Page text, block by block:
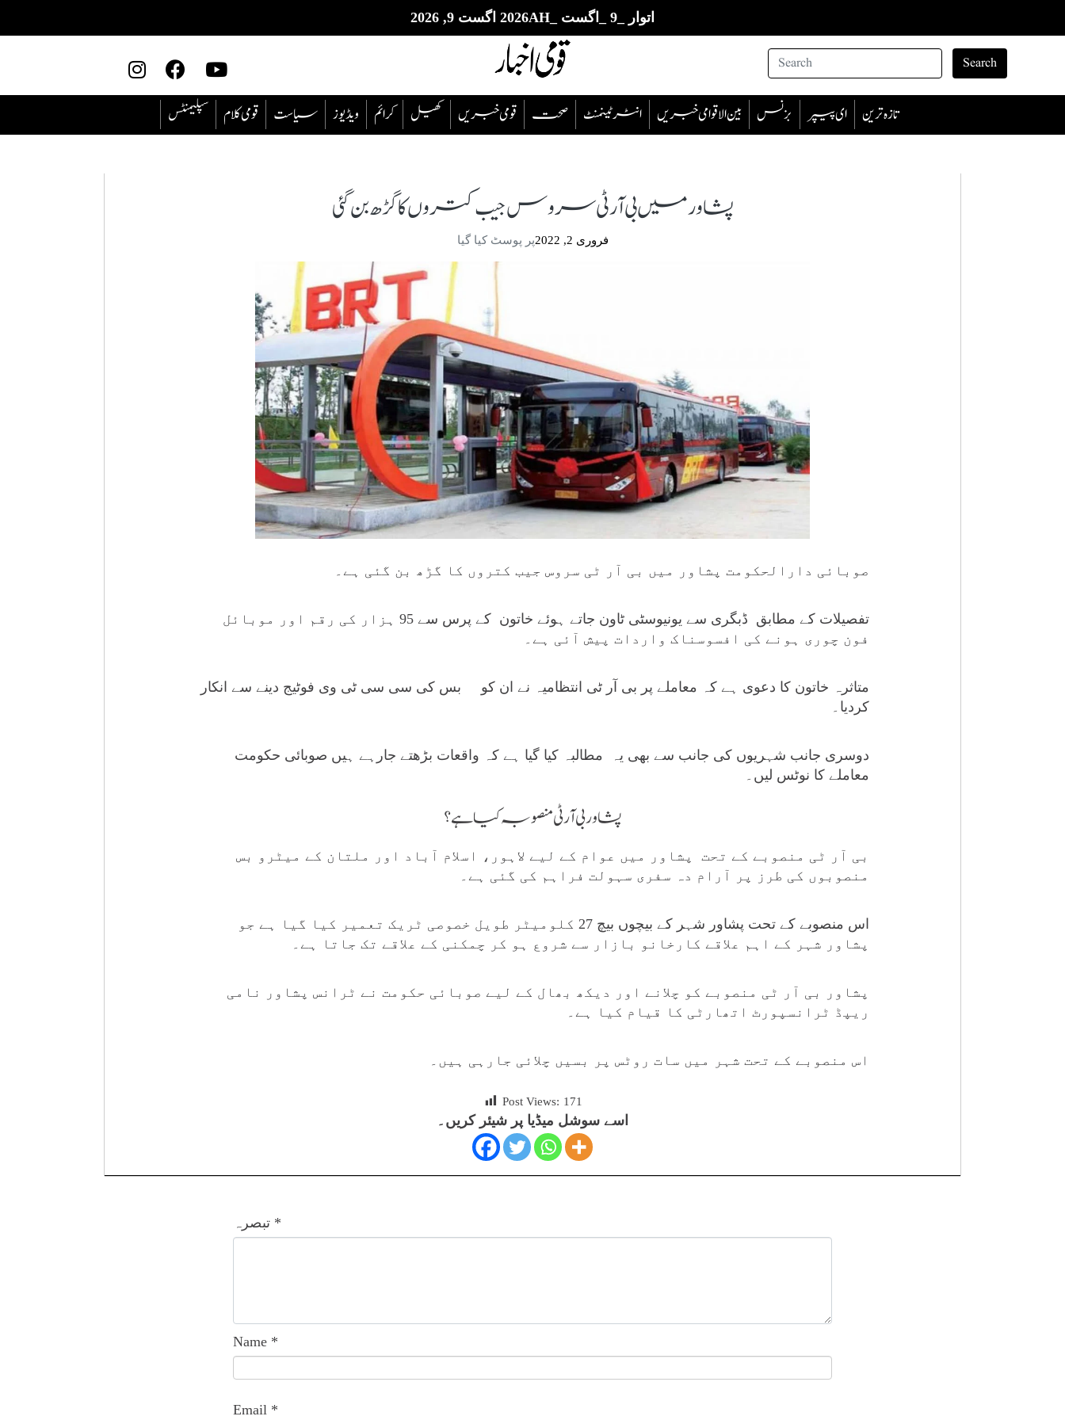
اتوار _9 _اگست _2026AH اگست 9, 2026
Search
سپلیمنٹس قومی کلام سیاست ویڈیوز ‎کرائم کھیل قومی خبریں صحت انٹرٹینمنٹ بین الاقوامی خبریں بزنس ای پیپر تازہ ترین
پشاور میں بی آر ٹی سروس جیب کتروں کا گڑھ بن گئی
فروری 2, 2022 پر پوسٹ کیا گیا
صوبائی دارالحکومت پشاور میں بی آر ٹی سروس جیب کتروں کا گڑھ بن گئی ہے۔
تفصیلات کے مطابق ڈبگری سے یونیوسٹی ٹاون جاتے ہوئے خاتون کے پرس سے 95 ہزار کی رقم اور موبائل
فون چوری ہونے کی افسوسناک واردات پیش آئی ہے۔
متاثرہ خاتون کا دعوی ہے کہ معاملے پر بی آر ٹی انتظامیہ نے ان کو بس کی سی سی ٹی وی فوٹیج دینے سے انکار
کردیا۔
دوسری جانب شہریوں کی جانب سے بھی یہ مطالبہ کیا گیا ہے کہ واقعات بڑھتے جارہے ہیں صوبائی حکومت
معاملے کا نوٹس لیں۔
پشاور بی آر ٹی منصوبہ کیا ہے؟
بی آر ٹی منصوبے کے تحت پشاور میں عوام کے لیے لاہور، اسلام آباد اور ملتان کے میٹرو بس
منصوبوں کی طرز پر آرام دہ سفری سہولت فراہم کی گئی ہے۔
اس منصوبے کے تحت پشاور شہر کے بیچوں بیچ 27 کلومیٹر طویل خصوصی ٹریک تعمیر کیا گیا ہے جو
پشاور شہر کے اہم علاقے کارخانو بازار سے شروع ہو کر چمکنی کے علاقے تک جاتا ہے۔
پشاور بی آر ٹی منصوبے کو چلانے اور دیکھ بھال کے لیے صوبائی حکومت نے ٹرانس پشاور نامی
ریپڈ ٹرانسپورٹ اتھارٹی کا قیام کیا ہے۔
اس منصوبے کے تحت شہر میں سات روٹس پر بسیں چلائی جارہی ہیں۔
Post Views: 171
اسے سوشل میڈیا پر شیئر کریں۔
تبصرہ *
Name *
Email *